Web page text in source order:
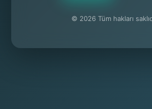
© 2026 Tüm hakları